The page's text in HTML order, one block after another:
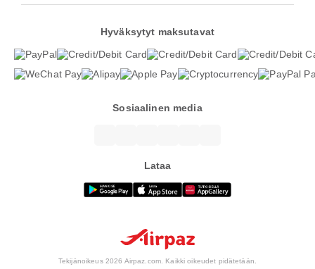
Hyväksytyt maksutavat
Sosiaalinen media
Lataa
Tekijänoikeus 2026 Airpaz.com. Kaikki oikeudet pidätetään.